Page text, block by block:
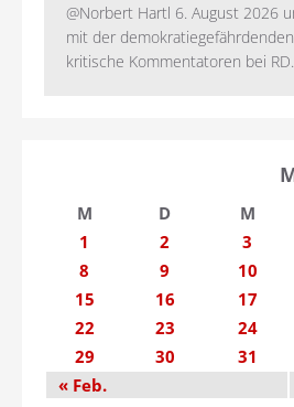
@Norbert Hartl 6. August 2026
mit der
kritische Kommentatoren bei
M D M
1
2 3
8
9 10
15
16 17
22
23 24
29
30
31
« Feb.